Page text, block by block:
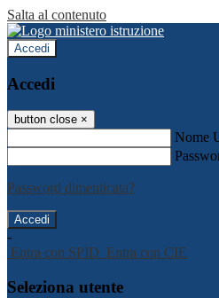
Salta al contenuto
Accedi
Accedi
button close ×
Nome
Password dimenticata?
-
Entra con SPID Entra con CIE
Seleziona utente